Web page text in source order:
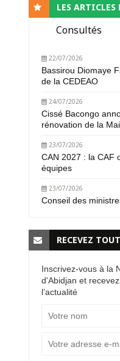
LES ARTICLES
Consultés
22/07/2026
Bassirou Diomaye
de la CEDEAO
24/07/2026
Cissé Bacongo
rénovation de la
23/07/2026
CAN 2027 : la CAF
équipes
23/07/2026
Conseil des
RECEVEZ
Inscrivez-vous à la
d'Abidjan et
l’actualité